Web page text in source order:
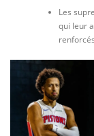
Les
qui leur